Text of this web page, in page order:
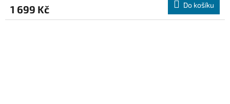
1 699 Kč Do košíku